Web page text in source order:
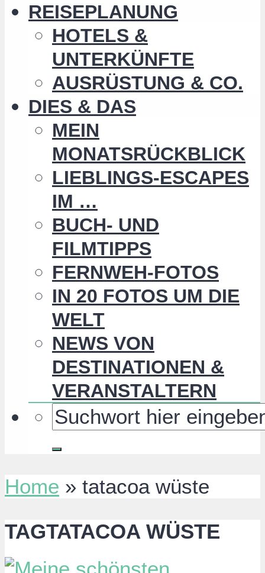
REISEPLANUNG
HOTELS &
UNTERKÜNFTE
AUSRÜSTUNG & CO.
DIES & DAS
MEIN
MONATSRÜCKBLICK
LIEBLINGS-ESCAPES
IM …
BUCH- UND
FILMTIPPS
FERNWEH-FOTOS
IN 20 FOTOS UM DIE
WELT
NEWS VON
DESTINATIONEN &
VERANSTALTERN
Home » tatacoa wüste
TAGTATACOA WÜSTE